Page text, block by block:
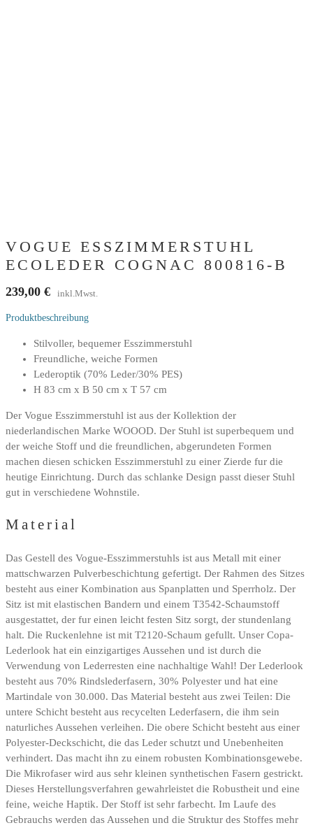
VOGUE ESSZIMMERSTUHL
ECOLEDER COGNAC 800816-B
239,00 € inkl.Mwst.
Produktbeschreibung
Stilvoller, bequemer Esszimmerstuhl
Freundliche, weiche Formen
Lederoptik (70% Leder/30% PES)
H 83 cm x B 50 cm x T 57 cm
Der Vogue Esszimmerstuhl ist aus der Kollektion der
niederlandischen Marke WOOOD. Der Stuhl ist superbequem und
der weiche Stoff und die freundlichen, abgerundeten Formen
machen diesen schicken Esszimmerstuhl zu einer Zierde fur die
heutige Einrichtung. Durch das schlanke Design passt dieser Stuhl
gut in verschiedene Wohnstile.
Material
Das Gestell des Vogue-Esszimmerstuhls ist aus Metall mit einer
mattschwarzen Pulverbeschichtung gefertigt. Der Rahmen des Sitzes
besteht aus einer Kombination aus Spanplatten und Sperrholz. Der
Sitz ist mit elastischen Bandern und einem T3542-Schaumstoff
ausgestattet, der fur einen leicht festen Sitz sorgt, der stundenlang
halt. Die Ruckenlehne ist mit T2120-Schaum gefullt. Unser Copa-
Lederlook hat ein einzigartiges Aussehen und ist durch die
Verwendung von Lederresten eine nachhaltige Wahl! Der Lederlook
besteht aus 70% Rindslederfasern, 30% Polyester und hat eine
Martindale von 30.000. Das Material besteht aus zwei Teilen: Die
untere Schicht besteht aus recycelten Lederfasern, die ihm sein
naturliches Aussehen verleihen. Die obere Schicht besteht aus einer
Polyester-Deckschicht, die das Leder schutzt und Unebenheiten
verhindert. Das macht ihn zu einem robusten Kombinationsgewebe.
Die Mikrofaser wird aus sehr kleinen synthetischen Fasern gestrickt.
Dieses Herstellungsverfahren gewahrleistet die Robustheit und eine
feine, weiche Haptik. Der Stoff ist sehr farbecht. Im Laufe des
Gebrauchs werden das Aussehen und die Struktur des Stoffes mehr